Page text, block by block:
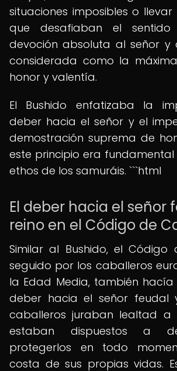
situaciones imposibles o
que desafiaban el sentido
devoción absoluta al señor y
considerada como la
honor y valentía.
El Bushido enfatizaba la
deber hacia el señor y el
demostración suprema de
este principio era
ethos de los samuráis. ```html
El deber hacia el señor
reino en el Código de
Similar al Bushido, el Código
seguido por los caballeros
la Edad Media, también hacía
deber hacia el señor feudal
caballeros juraban lealtad a
estaban dispuestos a
protegerlos en todo
costa de sus propias vidas.